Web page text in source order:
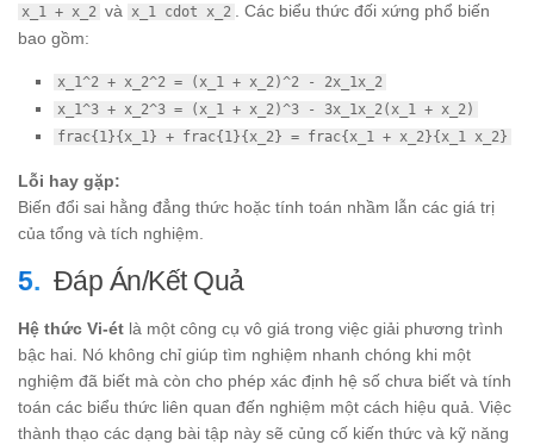
x_1 + x_2 và x_1 cdot x_2 . Các biểu thức đối xứng phổ biến
bao gồm:
x_1^2 + x_2^2 = (x_1 + x_2)^2 - 2x_1x_2
x_1^3 + x_2^3 = (x_1 + x_2)^3 - 3x_1x_2(x_1 + x_2)
frac{1}{x_1} + frac{1}{x_2} = frac{x_1 + x_2}{x_1 x_2}
Lỗi hay gặp:
Biến đổi sai hằng đẳng thức hoặc tính toán nhầm lẫn các giá trị
của tổng và tích nghiệm.
Đáp Án/Kết Quả
Hệ thức Vi-ét là một công cụ vô giá trong việc giải phương trình
bậc hai. Nó không chỉ giúp tìm nghiệm nhanh chóng khi một
nghiệm đã biết mà còn cho phép xác định hệ số chưa biết và tính
toán các biểu thức liên quan đến nghiệm một cách hiệu quả. Việc
thành thạo các dạng bài tập này sẽ củng cố kiến thức và kỹ năng